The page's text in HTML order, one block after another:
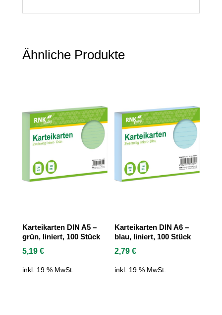
Ähnliche Produkte
Karteikarten DIN A5 –
grün, liniert, 100 Stück
5,19 €
inkl. 19 % MwSt.
Karteikarten DIN A6 –
blau, liniert, 100 Stück
2,79€
inkl. 19 % MwSt.